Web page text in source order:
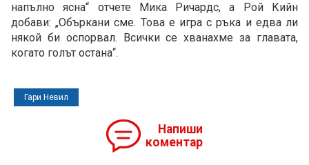
напълно ясна“ отчете Мика Ричардс, а Рой Кийн
добави: „Объркани сме. Това е игра с ръка и едва ли
някой би оспорвал. Всички се хванахме за главата,
когато голът остана“.
Гари Невил
Напиши
коментар